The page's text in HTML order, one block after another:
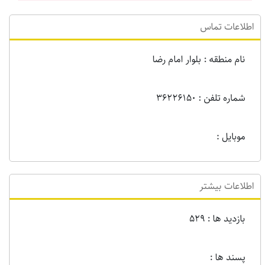
اطلاعات تماس
نام منطقه : بلوار امام رضا
شماره تلفن : 36226150
موبایل :
اطلاعات بیشتر
بازدید ها : 529
پسند ها :